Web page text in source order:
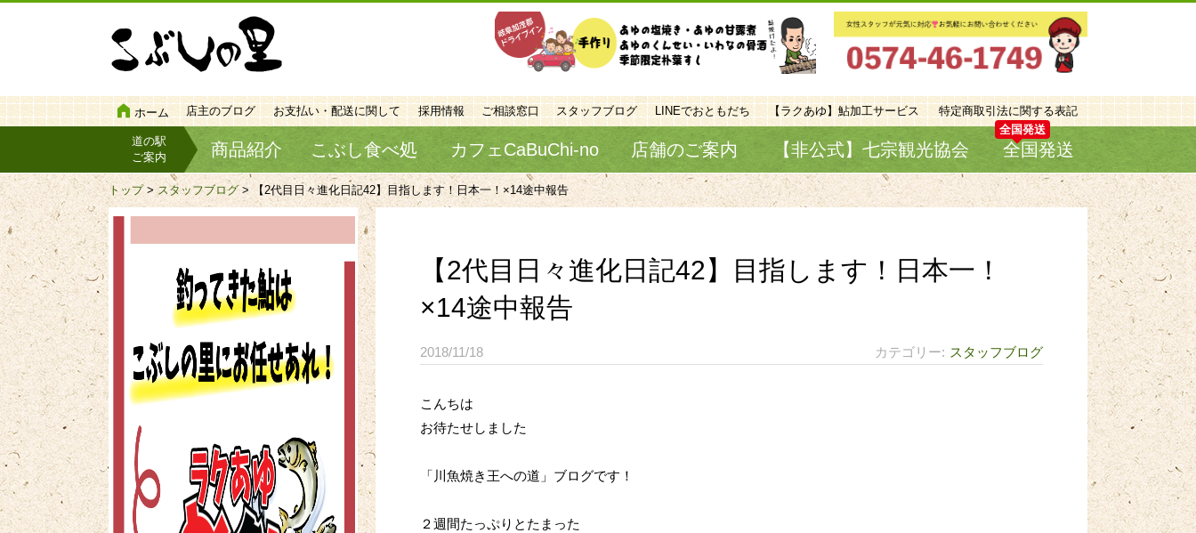
ホーム 店主のブログ お支払い・配送に関して 採用情報 ご相談窓口 スタッフブログ LINEでおともだち 【ラクあゆ】鮎加工サービス 特定商取引法に関する表記
道の駅
ご案内
商品紹介 こぶし食べ処 カフェCaBuChi-no 店舗のご案内 【非公式】七宗観光協会 全国発送
トップ>スタッフブログ> 【2代目日々進化日記42】目指します！日本一！×14途中報告
【2代目日々進化日記42】目指します！日本一！
×14途中報告
2018/11/18 カテゴリー スタッフブログ
こんちは
お待たせしました
「川魚焼き王への道」ブログです！
２週間たっぷりとたまった